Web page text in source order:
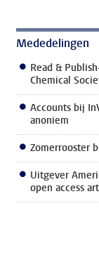
Mededelingen
Read &
Chemical
Accounts bij
anoniem
Zomerrooster
Uitgever
open access